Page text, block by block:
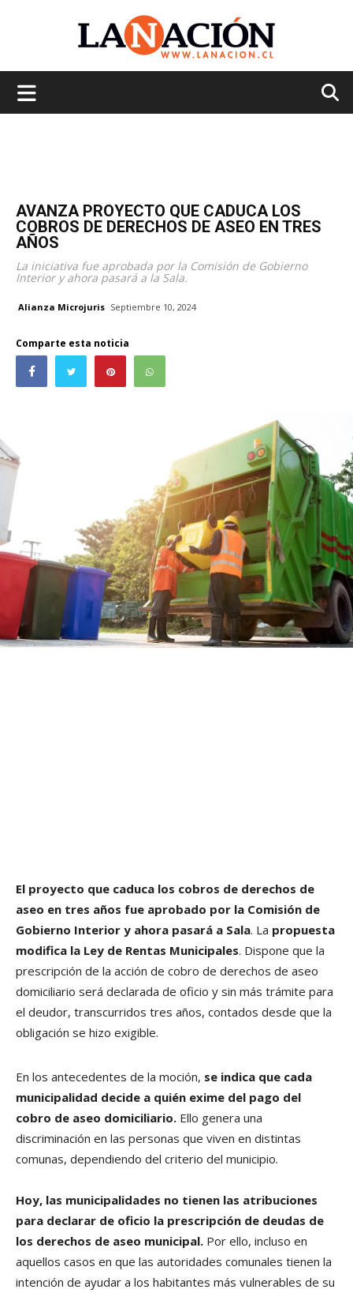
AVANZA PROYECTO QUE CADUCA LOS
COBROS DE DERECHOS DE ASEO EN TRES
AÑOS
La iniciativa fue aprobada por la Comisión de Gobierno
Interior y ahora pasará a la Sala.
Alianza Microjuris Septiembre 10, 2024
Comparte esta noticia
El proyecto que caduca los cobros de derechos de
aseo en tres años fue aprobado por la Comisión de
Gobierno Interior y ahora pasará a Sala. La propuesta
modifica la Ley de Rentas Municipales. Dispone que la
prescripción de la acción de cobro de derechos de aseo
domiciliario será declarada de oficio y sin más trámite para
el deudor, transcurridos tres años, contados desde que la
obligación se hizo exigible.
En los antecedentes de la moción, se indica que cada
municipalidad decide a quién exime del pago del
cobro de aseo domiciliario. Ello genera una
discriminación en las personas que viven en distintas
comunas, dependiendo del criterio del municipio.
Hoy, las municipalidades no tienen las atribuciones
para declarar de oficio la prescripción de deudas de
los derechos de aseo municipal. Por ello, incluso en
aquellos casos en que las autoridades comunales tienen la
intención de ayudar a los habitantes más vulnerables de su